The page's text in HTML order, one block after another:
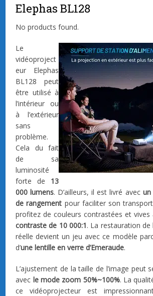
Elephas ‎BL128
No products found.
Le
vidéoproject
eur Elephas
‎BL128 peut
être utilisé à
l’intérieur ou
à l’extérieur
sans
problème.
Cela du fait
de sa
luminosité
forte de 13
000 lumens. D’ailleurs, il est livré avec un
de rangement pour faciliter son
profitez de couleurs contrastées et vives
contraste de 10 000:1. La restauration de
réelle devient un jeu avec ce modèle
d’une lentille en verre d’Emeraude.
L’ajustement de la taille de l’image peut
avec le mode zoom 50%~100%. La
ce vidéoprojecteur est